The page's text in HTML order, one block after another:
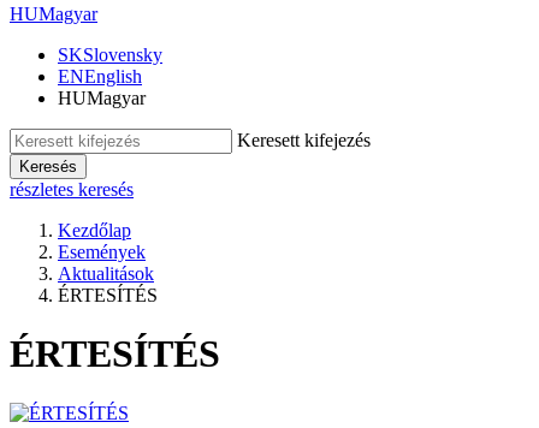
HUMagyar
SKSlovensky
ENEnglish
HUMagyar
Keresett kifejezés
Keresés
részletes keresés
Kezdőlap
Események
Aktualitások
ÉRTESÍTÉS
ÉRTESÍTÉS